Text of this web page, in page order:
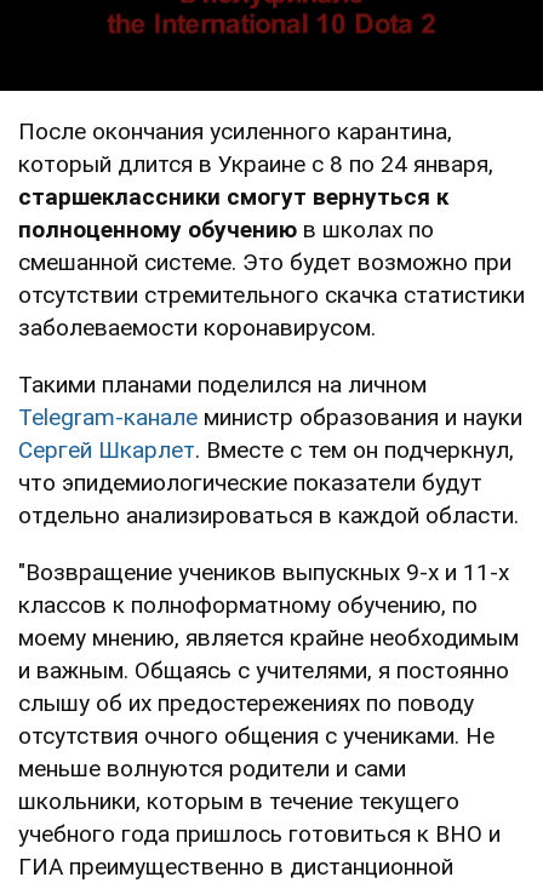
После окончания усиленного карантина,
который длится в Украине с 8 по 24 января,
старшеклассники смогут вернуться к
полноценному обучению в школах по
смешанной системе. Это будет возможно при
отсутствии стремительного скачка статистики
заболеваемости коронавирусом.
Такими планами поделился на личном
Telegram-канале министр образования и науки
Сергей Шкарлет. Вместе с тем он подчеркнул,
что эпидемиологические показатели будут
отдельно анализироваться в каждой области.
"Возвращение учеников выпускных 9-х и 11-х
классов к полноформатному обучению, по
моему мнению, является крайне необходимым
и важным. Общаясь с учителями, я постоянно
слышу об их предостережениях по поводу
отсутствия очного общения с учениками. Не
меньше волнуются родители и сами
школьники, которым в течение текущего
учебного года пришлось готовиться к ВНО и
ГИА преимущественно в дистанционной